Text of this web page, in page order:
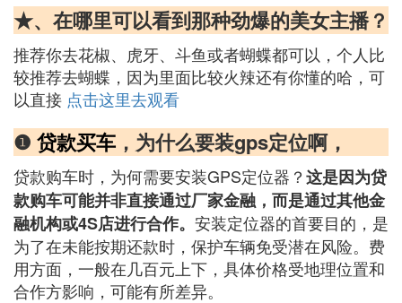
★、在哪里可以看到那种劲爆的美女主播？
推荐你去花椒、虎牙、斗鱼或者蝴蝶都可以，个人比
较推荐去蝴蝶，因为里面比较火辣还有你懂的哈，可
以直接 点击这里去观看
❶ 贷款买车 ，为什么要装gps定位啊，
贷款购车时，为何需要安装GPS定位器？这是因为贷
款购车可能并非直接通过厂家金融，而是通过其他金
融机构或4S店进行合作。 安装定位器的首要目的，是
为了在未能按期还款时，保护车辆免受潜在风险。费
用方面，一般在几百元上下，具体价格受地理位置和
合作方影响，可能有所差异。